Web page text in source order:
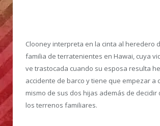
Clooney interpreta en la cinta al heredero
familia de terratenientes en Hawai, cuya
ve trastocada cuando su esposa resulta
accidente de barco y tiene que empezar a
mismo de sus dos hijas además de decidir
los terrenos familiares.